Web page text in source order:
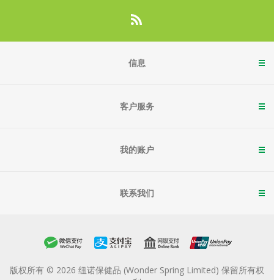
信息
客户服务
我的账户
联系我们
版权所有 © 2026 纽诺保健品 (Wonder Spring Limited) 保留所有权